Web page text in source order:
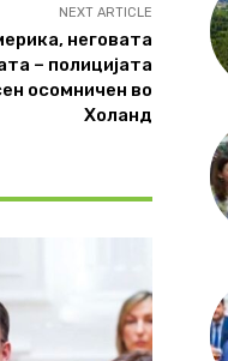
NEXT ARTICLE
неговата
– полицијата
осомничен во
Холанд